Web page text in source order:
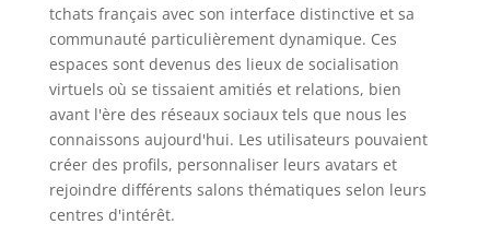
tchats français avec son interface distinctive et sa
communauté particulièrement dynamique. Ces
espaces sont devenus des lieux de socialisation
virtuels où se tissaient amitiés et relations, bien
avant l'ère des réseaux sociaux tels que nous les
connaissons aujourd'hui. Les utilisateurs pouvaient
créer des profils, personnaliser leurs avatars et
rejoindre différents salons thématiques selon leurs
centres d'intérêt.